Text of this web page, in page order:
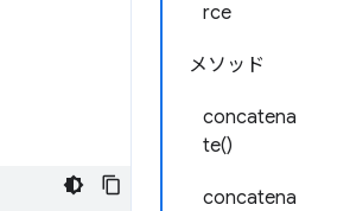
rce
メソッド
concatena
te()
concatena